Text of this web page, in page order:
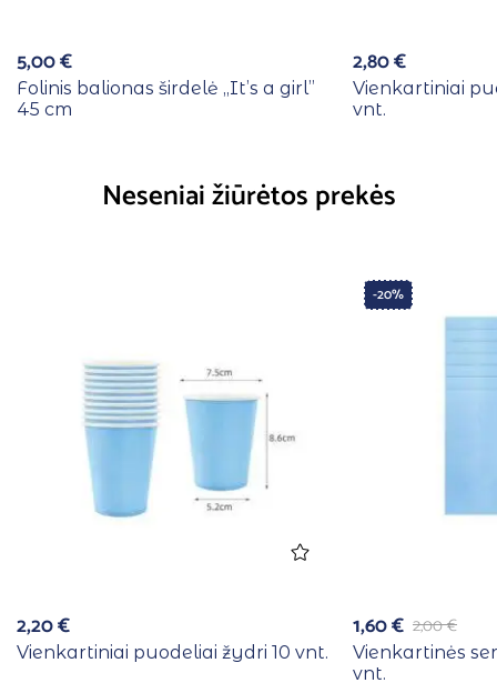
5,00€
Folinis balionas širdelė ,,It’s a girl”
45 cm
2,80€
Vienkartiniai
vnt.
Neseniai žiūrėtos prekės
2,20€
Vienkartiniai puodeliai žydri 10 vnt.
-20%
2,00€
1,60€
Vienkartinės
vnt.